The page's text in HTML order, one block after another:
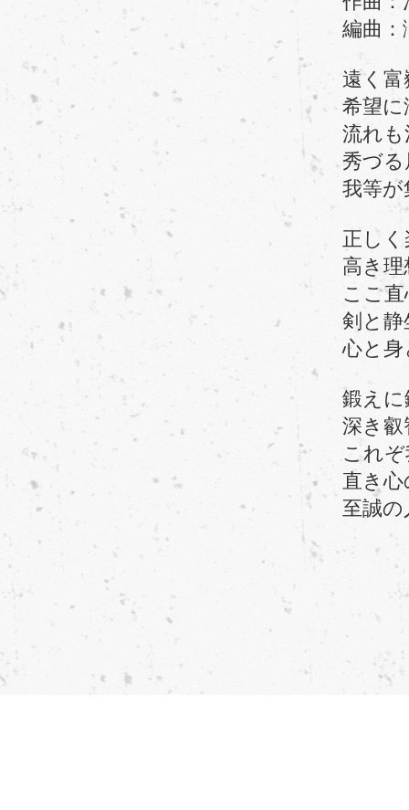
編曲：
遠く富
希望に
流れも
秀づる眉
我等が
正しく
高き理
ここ直
剣と静
心と身
鍛えに
深き叡
これぞ我
直き心
至誠の